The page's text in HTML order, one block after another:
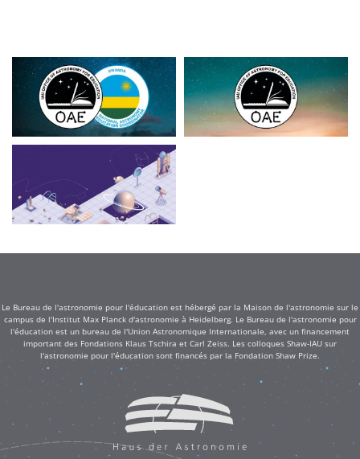
Le Bureau de l'astronomie pour l'éducation est hébergé par la Maison de l'astronomie sur le
campus de l'Institut Max Planck d'astronomie à Heidelberg. Le Bureau de l'astronomie pour
l'éducation est un bureau de l'Union Astronomique Internationale, avec un financement
important des Fondations Klaus Tschira et Carl Zeiss. Les colloques Shaw-IAU sur
l'astronomie pour l'éducation sont financés par la Fondation Shaw Prize.